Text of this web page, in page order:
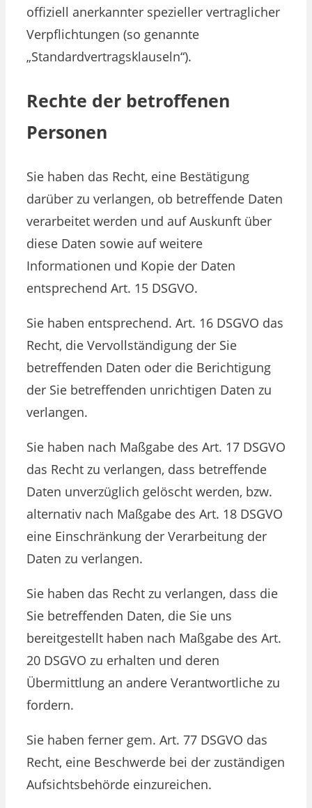
offiziell anerkannter spezieller vertraglicher
Verpflichtungen (so genannte
„Standardvertragsklauseln“).
Rechte der betroffenen
Personen
Sie haben das Recht, eine Bestätigung
darüber zu verlangen, ob betreffende Daten
verarbeitet werden und auf Auskunft über
diese Daten sowie auf weitere
Informationen und Kopie der Daten
entsprechend Art. 15 DSGVO.
Sie haben entsprechend. Art. 16 DSGVO das
Recht, die Vervollständigung der Sie
betreffenden Daten oder die Berichtigung
der Sie betreffenden unrichtigen Daten zu
verlangen.
Sie haben nach Maßgabe des Art. 17 DSGVO
das Recht zu verlangen, dass betreffende
Daten unverzüglich gelöscht werden, bzw.
alternativ nach Maßgabe des Art. 18 DSGVO
eine Einschränkung der Verarbeitung der
Daten zu verlangen.
Sie haben das Recht zu verlangen, dass die
Sie betreffenden Daten, die Sie uns
bereitgestellt haben nach Maßgabe des Art.
20 DSGVO zu erhalten und deren
Übermittlung an andere Verantwortliche zu
fordern.
Sie haben ferner gem. Art. 77 DSGVO das
Recht, eine Beschwerde bei der zuständigen
Aufsichtsbehörde einzureichen.